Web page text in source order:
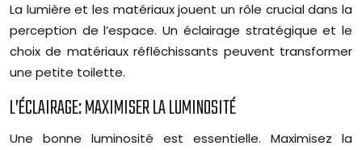
La lumière et les matériaux jouent un rôle crucial dans la
perception de l’espace. Un éclairage stratégique et le
choix de matériaux réfléchissants peuvent transformer
une petite toilette.
L’ÉCLAIRAGE: MAXIMISER LA LUMINOSITÉ
Une bonne luminosité est essentielle. Maximisez la